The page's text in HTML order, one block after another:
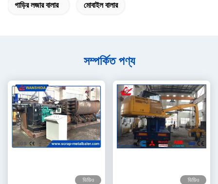
গাড়ির লজার বালার মোবাইল বালার
সম্পর্কিত পণ্য
ভিডিও ভিডিও